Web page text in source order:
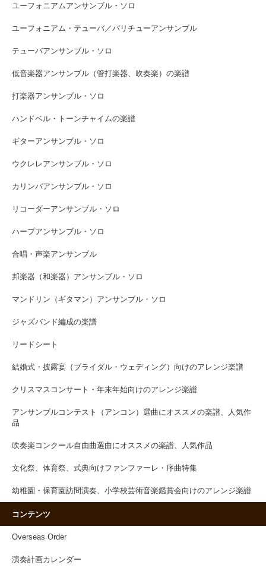
ユーフォニアムアンサンブル・ソロ
ユーフォニアム・テューバ／バリチューアンサンブル
テューバアンサンブル・ソロ
低音楽器アンサンブル（管打楽器、吹奏楽）の楽譜
打楽器アンサンブル・ソロ
ハンドベル・トーンチャイムの楽譜
ギターアンサンブル・ソロ
ウクレレアンサンブル・ソロ
カリンバアンサンブル・ソロ
リコーダーアンサンブル・ソロ
ハープアンサンブル・ソロ
合唱・声楽アンサンブル
邦楽器（和楽器）アンサンブル・ソロ
マンドリン（ギタマン）アンサンブル・ソロ
ジャズバンド編成の楽譜
リードシート
結婚式・披露宴（ブライダル・ウェディング）向けのアレンジ楽譜
クリスマスコンサート・年末年始向けのアレンジ楽譜
アンサンブルコンテスト（アンコン）選曲にオススメの楽譜、人気作
品
吹奏楽コンクール自由曲選曲にオススメの楽譜、人気作品
文化祭、体育祭、式典向けファンファーレ・序曲特集
幼稚園・保育園訪問演奏、小学校芸術音楽鑑賞会向けのアレンジ楽譜
コンテンツ
Overseas Order
演奏計画カレンダー